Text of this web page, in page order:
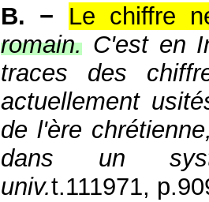
B. −
Le chiffre
romain. C'est en
traces des
actuellement
de l'ère
dans un
univ.t.111971,